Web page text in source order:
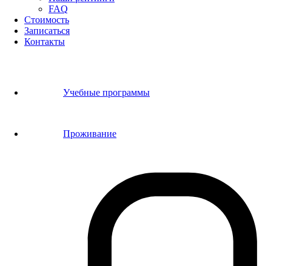
FAQ
Стоимость
Записаться
Контакты
Учебные программы
Проживание